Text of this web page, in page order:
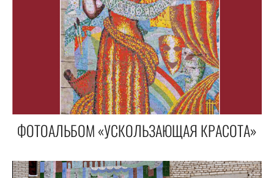
ФОТОАЛЬБОМ «УСКОЛЬЗАЮЩАЯ КРАСОТА»